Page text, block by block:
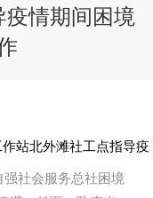
情期间困境
站北外滩社工点指导疫
社会服务总社困境